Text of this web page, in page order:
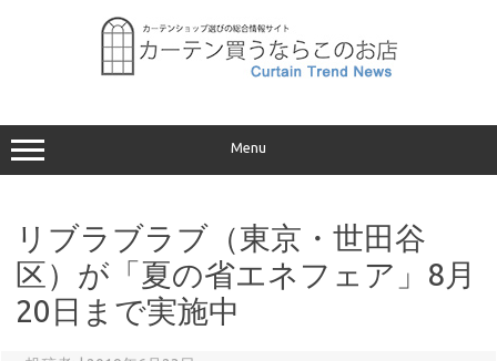
ッ
プ
Menu
リブラブラブ（東京・世田谷
区）が「夏の省エネフェア」8月
20日まで実施中